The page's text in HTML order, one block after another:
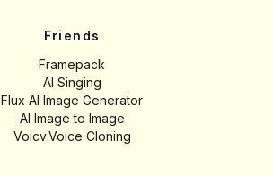
Friends
Framepack
AI Singing
Flux AI Image Generator
AI Image to Image
Voicv:Voice Cloning